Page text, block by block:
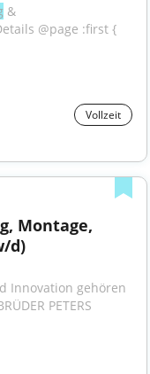
&
@page :first {
Vollzeit
d)
Innovation gehören
PETERS